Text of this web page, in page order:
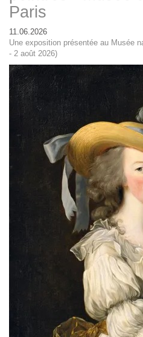
Paris
11.06.2026
Une exposition présentée au Musée
- 2 août 2026)